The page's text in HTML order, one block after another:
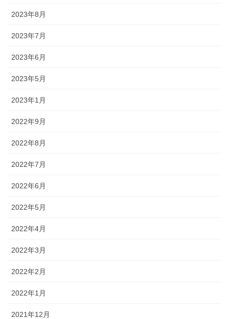
2023年8月
2023年7月
2023年6月
2023年5月
2023年1月
2022年9月
2022年8月
2022年7月
2022年6月
2022年5月
2022年4月
2022年3月
2022年2月
2022年1月
2021年12月